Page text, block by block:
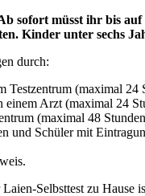
sofort müsst ihr bis
Kinder unter sechs
durch:
Testzentrum (maximal 24
einem Arzt (maximal 24
(maximal 48
und Schüler mit
Selbsttest zu Hause